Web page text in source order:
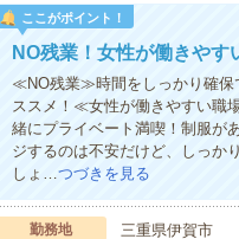
ここがポイント！
NO残業！女性が働きやす
≪NO残業≫時間をしっかり確保
ススメ！≪女性が働きやすい職
緒にプライベート満喫！制服が
ジするのは不安だけど、しっか
しょ…つづきを見る
勤務地
三重県伊賀市